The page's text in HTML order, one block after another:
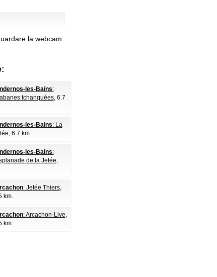
la webcam
les-Bains:
tchanquées, 6.7
les-Bains: La
, 6.7 km.
les-Bains:
de la Jetée,
: Jetée Thiers,
km.
: Arcachon-Live,
km.